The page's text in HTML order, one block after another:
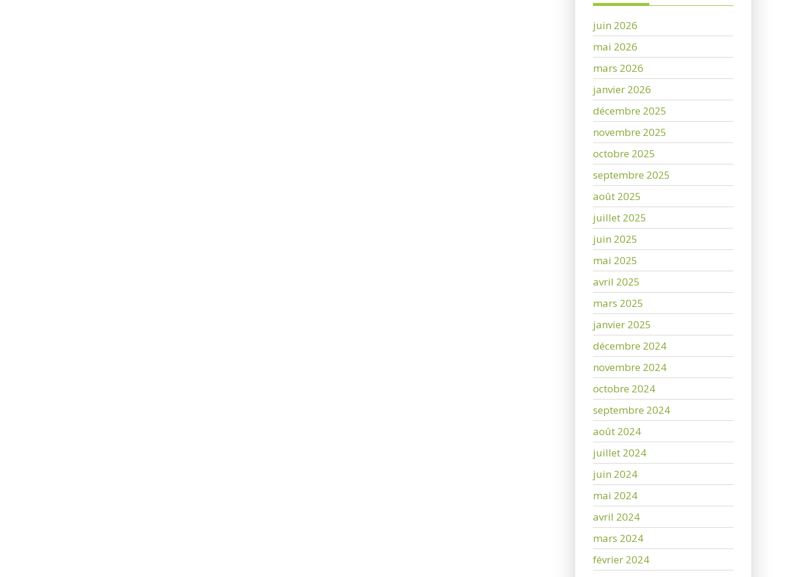
juin 2026
mai 2026
mars 2026
janvier 2026
décembre 2025
novembre 2025
octobre 2025
septembre 2025
août 2025
juillet 2025
juin 2025
mai 2025
avril 2025
mars 2025
janvier 2025
décembre 2024
novembre 2024
octobre 2024
septembre 2024
août 2024
juillet 2024
juin 2024
mai 2024
avril 2024
mars 2024
février 2024